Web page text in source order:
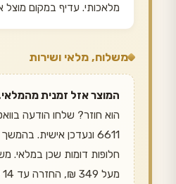
מלאכותי. עדיף במקום מוצל
משלוח, מלאי ושירות
המוצר אזל זמנית
6611 ונעדכן אישית.
חלופות דומות שכן במלאי.